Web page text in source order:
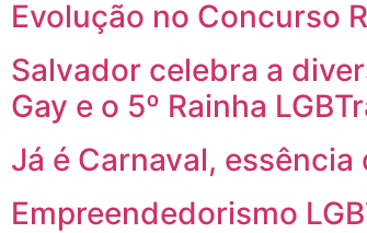
Evolução no Concurso
Salvador celebra a
Gay e o 5º Rainha
Já é Carnaval,
Empreendedorismo